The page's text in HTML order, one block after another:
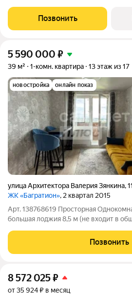
комплексе воплощена концепция «15-
необходимые объекты:
Позвонить
5 590 000 ₽
39 м² 1-комн. квартира 13 этаж из 17
новостройка онлайн показ
улица Архитектора Валерия Зянкина,
ЖК «Багратион», 2 квартал 2015
Арт. 138768619 Просторная
большая лоджия 8,5 м (не входит в
11,9% Уютная квартира с готовым ремонтом заезжай
Отличный вариант для собственного
Позвонить
8 572 025₽
от 35 924 ₽ в месяц